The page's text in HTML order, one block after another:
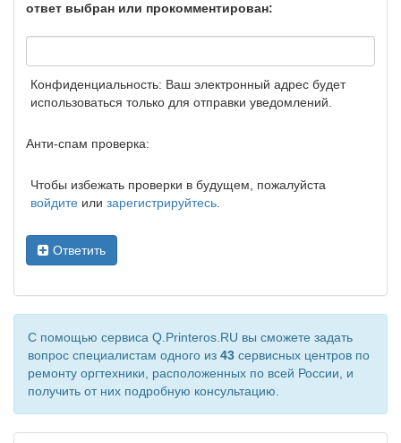
ответ выбран или прокомментирован:
Конфиденциальность: Ваш электронный адрес будет
использоваться только для отправки уведомлений.
Анти-спам проверка:
Чтобы избежать проверки в будущем, пожалуйста
войдите или зарегистрируйтесь
Ответить
С помощью сервиса Q.Printeros.RU вы сможете задать
вопрос специалистам одного из 43 сервисных центров по
ремонту оргтехники, расположенных по всей России, и
получить от них подробную консультацию.